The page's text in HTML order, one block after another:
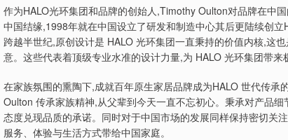
作为HALO光环集团和品牌的创始人,Timothy Oulton对品牌在中
中国结缘,1998年就在中国设立了研发和制造中心其后更陆续创
跨越半世纪,原创设计是 HALO 光环集团一直秉持的价值内核,这
意。这些代表着顶级专业水准的设计力量,为 HALO 光环集团带来
在家族氛围的熏陶下,成就百年原生家居品牌成为HALO 世代传
Oulton 传承家族精神,从父辈到今天一直不忘初心。秉承对产品
态度兑现品质的承诺。同时对于中国市场的发展同样保持密切关
服务、体验与生活方式带给中国家庭。